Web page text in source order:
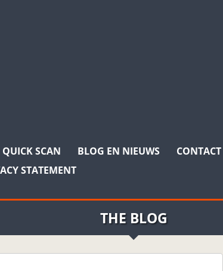
QUICK SCAN BLOG EN NIEUWS CONTACT
STATEMENT
THE BLOG